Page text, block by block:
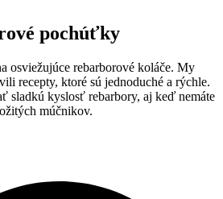
pochúťky
osviežujúce rebarborové koláče. My
recepty, ktoré sú jednoduché a rýchle.
sladkú kyslosť rebarbory, aj keď nemáte
múčnikov.